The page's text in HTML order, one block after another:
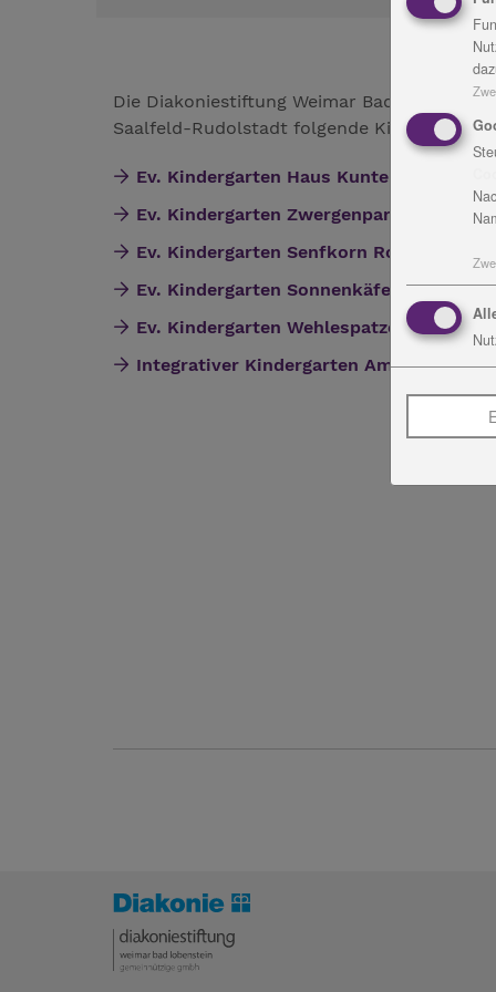
Die Diakoniestiftung Weimar Bad
Saalfeld-Rudolstadt folgende Kindergärten:
Ev. Kindergarten Haus Kunterbunt
Ev. Kindergarten Zwergenparadies
Ev. Kindergarten Senfkorn Rottenbach
Ev. Kindergarten Sonnenkäfer Teichel
Ev. Kindergarten Wehlespatzen Remda
Integrativer Kindergarten Am Eichwald